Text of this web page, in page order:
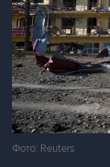
Фото: Reuters